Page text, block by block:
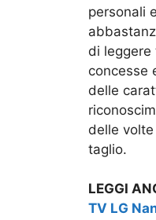
personali
di leggere
concesse
delle
delle
taglio.
LEGGI
TV LG